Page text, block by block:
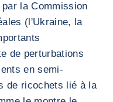
la Commission
(l'Ukraine, la
de perturbations
en semi-
de ricochets lié à la